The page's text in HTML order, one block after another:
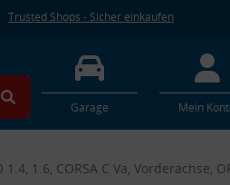
Trusted Shops - Sicher einkaufen
Garage Mein
1.6, CORSA C Va, Vorderachse,